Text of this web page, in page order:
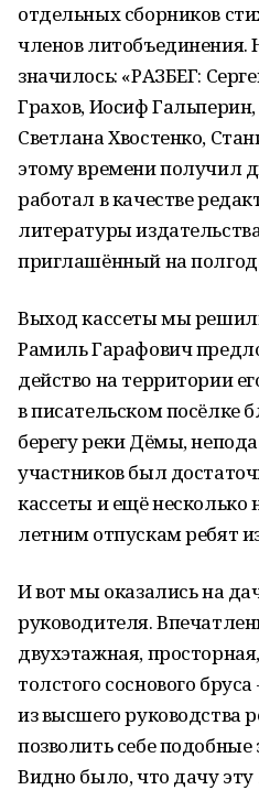
отдельных сборников
членов литобъединения.
значилось: «РАЗБЕГ:
Грахов, Иосиф
Светлана Хвостенко,
этому времени получил
работал в качестве
литературы
приглашённый на
Выход кассеты мы
Рамиль Гарафович
действо на территории
в писательском посёлке
берегу реки Дёмы,
участников был
кассеты и ещё несколько
летним отпускам ребят
И вот мы оказались на
руководителя.
двухэтажная,
толстого соснового
из высшего руководства
позволить себе
Видно было, что дачу